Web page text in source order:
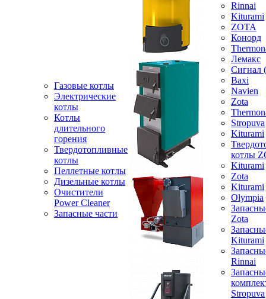
Газовые котлы
Электрические
котлы
Котлы
длительного
горения
Твердотопливные
котлы
Пеллетные котлы
Дизельные котлы
Очистители
Power Cleaner
Запасные части
Rinnai
Kiturami
ZOTA
Конорд
Лемакс
Baxi
Navien
Zota
Stropuva
Kiturami
котлы
Kiturami
Zota
Kiturami
Olympia
Zota
Kiturami
Rinnai
Stropuva